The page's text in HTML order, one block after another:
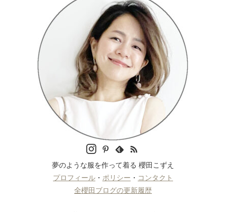
夢のような服を作って着る 櫻田こずえ
プロフィール ・ ポリシー ・ コンタクト
全櫻田ブログの更新履歴